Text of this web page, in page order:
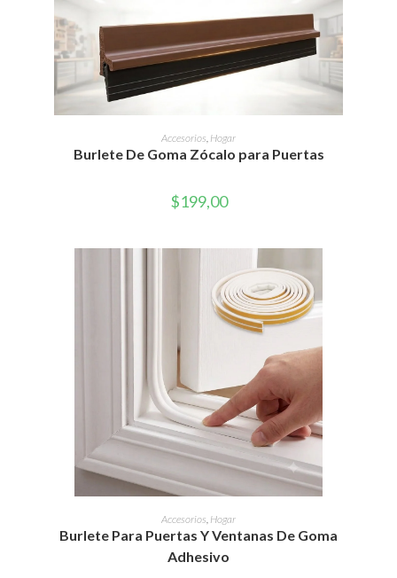
AÑADIR AL CARRITO
Accesorios Hogar
Burlete De Goma Zócalo para Puertas
$199,00
AÑADIR AL CARRITO
Accesorios, Hogar
Burlete Para Puertas Y Ventanas De Goma
Adhesivo